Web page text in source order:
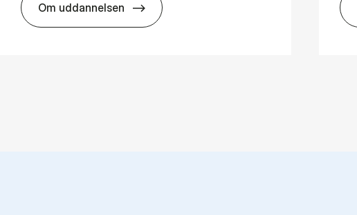
Om uddannelsen
HA al­men erhvervs­økonomi